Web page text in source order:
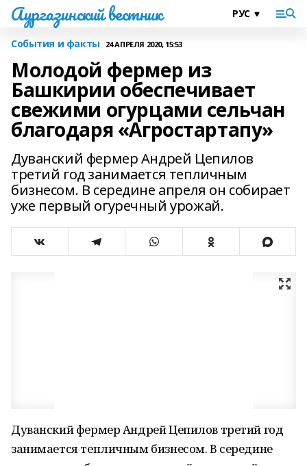
Аургазинский вестник
События и факты 24 АПРЕЛЯ 2020, 15:53
Молодой фермер из
Башкирии обеспечивает
свежими огурцами сельчан
благодаря «Агростартапу»
Дуванский фермер Андрей Цепилов
третий год занимается тепличным
бизнесом. В середине апреля он собирает
уже первый огуречный урожай.
Дуванский фермер Андрей Цепилов третий год
занимается тепличным бизнесом. В середине